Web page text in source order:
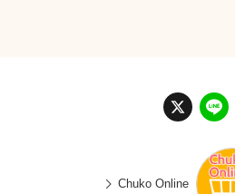
X
Chuko Online